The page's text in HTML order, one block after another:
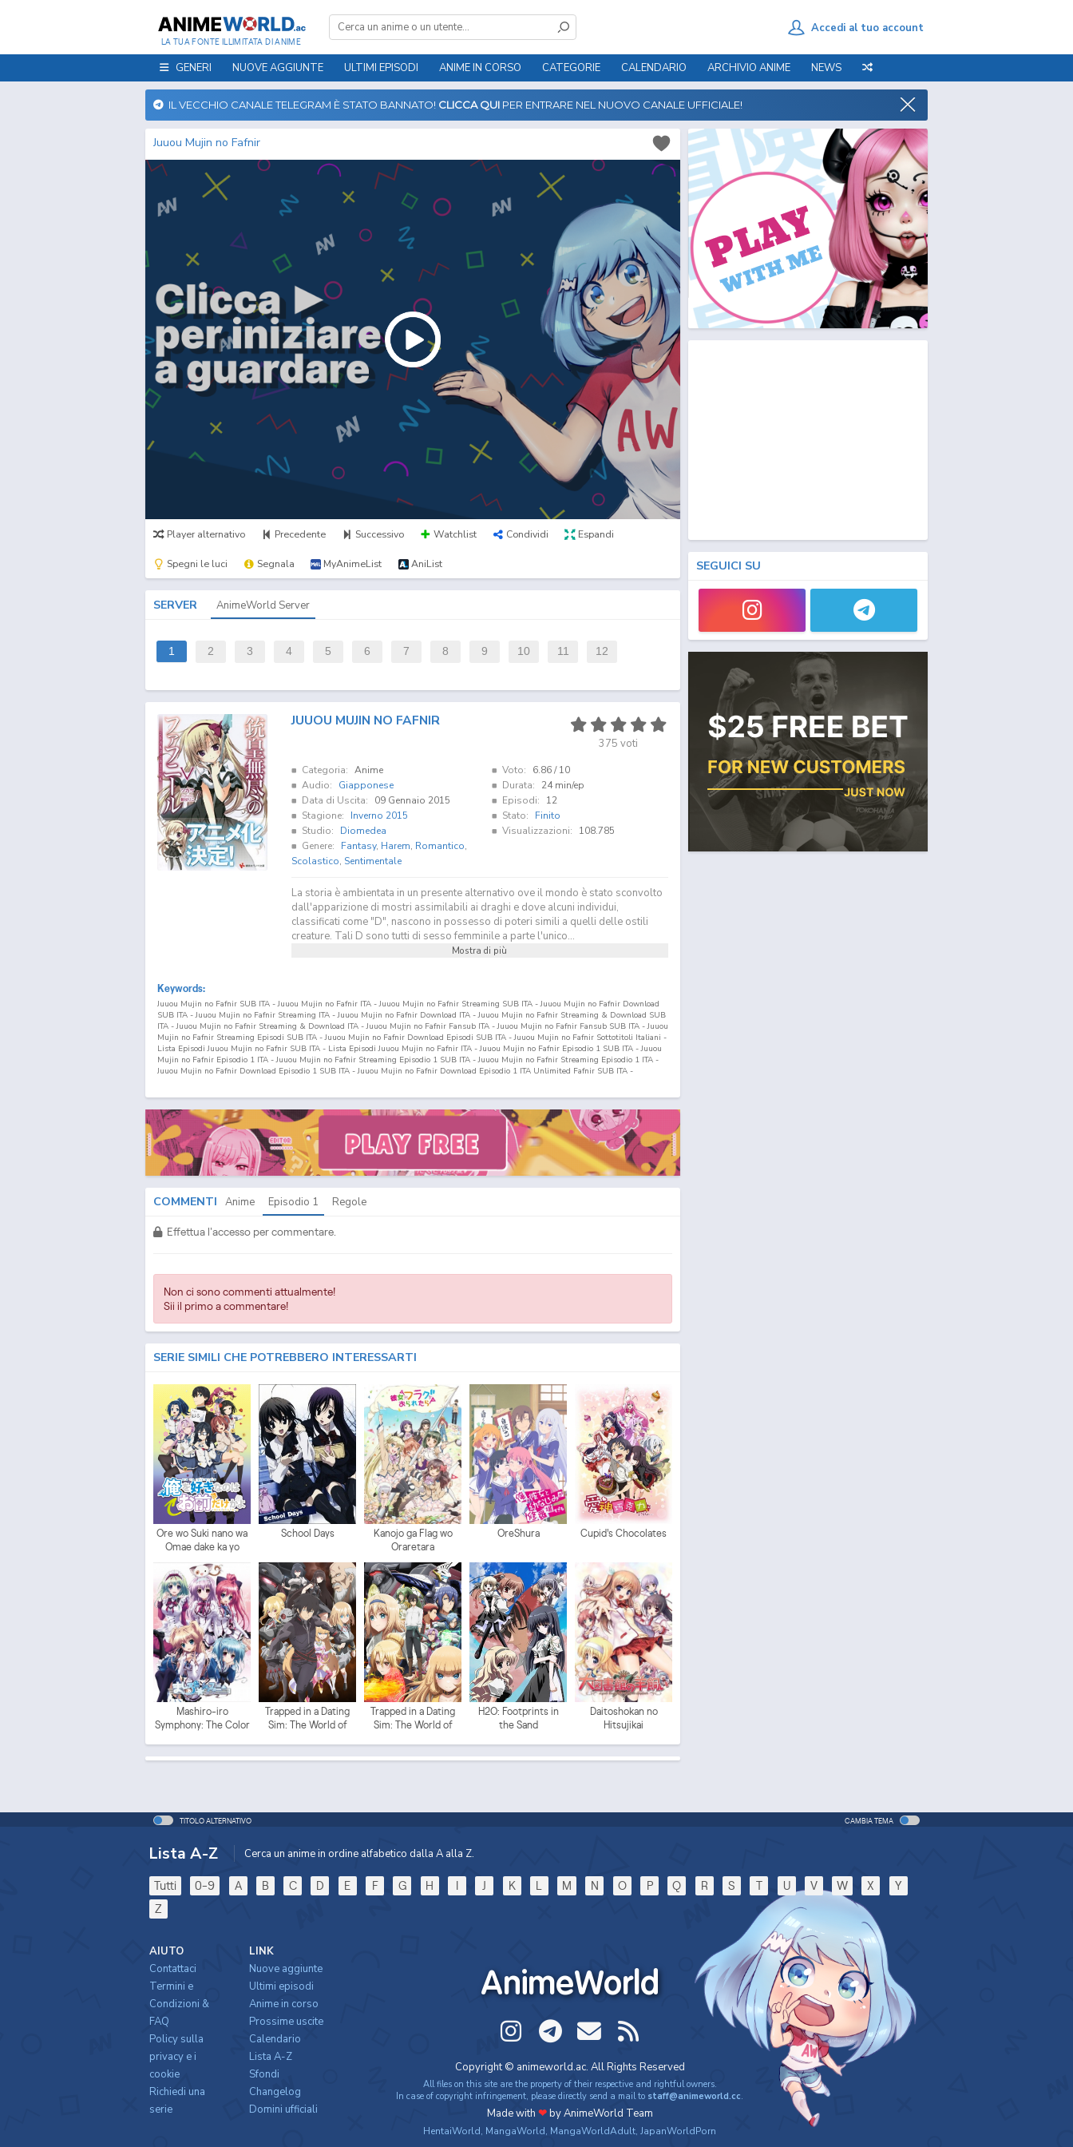
LA TUA FONTE ILLIMITATA DI ANIME
Accedi al tuo account
GENERI NUOVE AGGIUNTE ULTIMI EPISODI ANIME IN CORSO CATEGORIE CALENDARIO ARCHIVIO ANIME NEWS
IL VECCHIO CANALE TELEGRAM È STATO BANNATO! CLICCA QUI PER ENTRARE NEL NUOVO CANALE UFFICIALE!
Juuou Mujin no Fafnir
Player alternativo Precedente Successivo Watchlist Condividi Espandi
Spegni le luci Segnala MyAnimeList AniList
SERVER AnimeWorld Server
1 2 3 4 5 6 7 8 9 10 11 12
JUUOU MUJIN NO FAFNIR
375 voti
Categoria: Anime
Audio:
Giapponese
Data di Uscita:
09 Gennaio 2015
Stagione:
Inverno 2015
Studio:
Diomedea
Genere:
Fantasy, Harem, Romantico,
Scolastico, Sentimentale
Voto: 6.86/ 10
Durata:
24 min/ep
Episodi:
12
Stato:
Finito
Visualizzazioni:
108.785
La storia è ambientata in un presente alternativo ove il mondo è stato sconvolto
dall'apparizione di mostri assimilabili ai draghi e dove alcuni individui,
classificati come "D", nascono in possesso di poteri simili a quelli delle ostili
creature. Tali D sono tutti di sesso femminile a parte l'unico...
Mostra di più
Keywords:
Juuou Mujin no Fafnir SUB ITA - Juuou Mujin no Fafnir ITA - Juuou Mujin no Fafnir Streaming SUB ITA - Juuou Mujin no Fafnir Download
SUB ITA - Juuou Mujin no Fafnir Streaming ITA - Juuou Mujin no Fafnir Download ITA - Juuou Mujin no Fafnir Streaming & Download SUB
ITA - Juuou Mujin no Fafnir Streaming & Download ITA - Juuou Mujin no Fafnir Fansub ITA - Juuou Mujin no Fafnir Fansub SUB ITA - Juuou
Mujin no Fafnir Streaming Episodi SUB ITA - Juuou Mujin no Fafnir Download Episodi SUB ITA - Juuou Mujin no Fafnir Sottotitoli Italiani -
Lista Episodi Juuou Mujin no Fafnir SUB ITA - Lista Episodi Juuou Mujin no Fafnir ITA - Juuou Mujin no Fafnir Episodio 1 SUB ITA - Juuou
Mujin no Fafnir Episodio 1 ITA - Juuou Mujin no Fafnir Streaming Episodio 1 SUB ITA - Juuou Mujin no Fafnir Streaming Episodio 1 ITA -
Juuou Mujin no Fafnir Download Episodio 1 SUB ITA - Juuou Mujin no Fafnir Download Episodio 1 ITA Unlimited Fafnir SUB ITA -
Download Episodi SUB ITA - Unlimited Fafnir Sottotitoli Italiani - Lista Episodi Unlimited Fafnir SUB ITA - Lista Episodi Unlimited Fafnir
ITA - Unlimited Fafnir Episodio
SUB ITA - Unlimited Fafnir Episodio ITA - Unlimited Fafnir Streaming Episodio1SUB ITA - Unlimited
Fafnir Streaming Episodio1ITA - Unlimited Fafnir Download Episodio 1SUB ITA - Unlimited Fafnir Download Episodio1ITA
COMMENTI Anime Episodio 1 Regole
Effettua l'accesso per commentare.
Non ci sono commenti attualmente!
Sii il primo a commentare!
SERIE SIMILI CHE POTREBBERO INTERESSARTI
Ore wo Suki nano wa
Omae dake ka yo
School Days
Kanojo ga Flag wo
Oraretara
OreShura Cupid's Chocolates
Mashiro-iro
Symphony: The Color
Trapped in a Dating
Sim: The World of
Trapped in a Dating
Sim: The World of
H2O: Footprints in
the Sand
Daitoshokan no
Hitsujikai
SEGUICI SU
TITOLO ALTERNATIVO CAMBIA TEMA
Lista A-Z Cerca un anime in ordine alfabetico dalla A alla Z.
Tutti 0-9 A B C D E F G H I J K L M N O P Q R S T U V W X
Y
Z
AnimeWorld
Copyright © animeworld.ac. All Rights Reserved
All files on this site are the property of their respective and rightful owners.
In case of copyright infringement, please directly send a mail to staff@animeworld.cc.
Made with ❤by AnimeWorld Team
HentaiWorld, MangaWorld, MangaWorldAdult,JapanWorldPorn
AIUTO
Contattaci
Termini e
Condizioni &
FAQ
Policy sulla
privacy e i
cookie
Richiedi una
serie
LINK
Nuove aggiunte
Ultimi episodi
Anime in corso
Prossime uscite
Calendario
Lista A-Z
Sfondi
Changelog
Domini ufficiali